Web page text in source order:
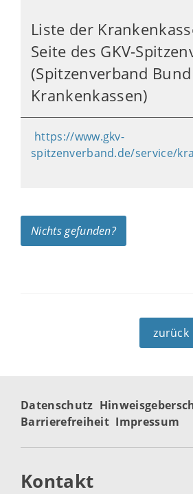
Liste der
Seite des GKV-
(Spitzenverband
Krankenkassen)
https://www.gkv-
spitzenverband.de/service/
Nichts gefunden?
zurück
Datenschutz
Barrierefreiheit Impressum
Kontakt